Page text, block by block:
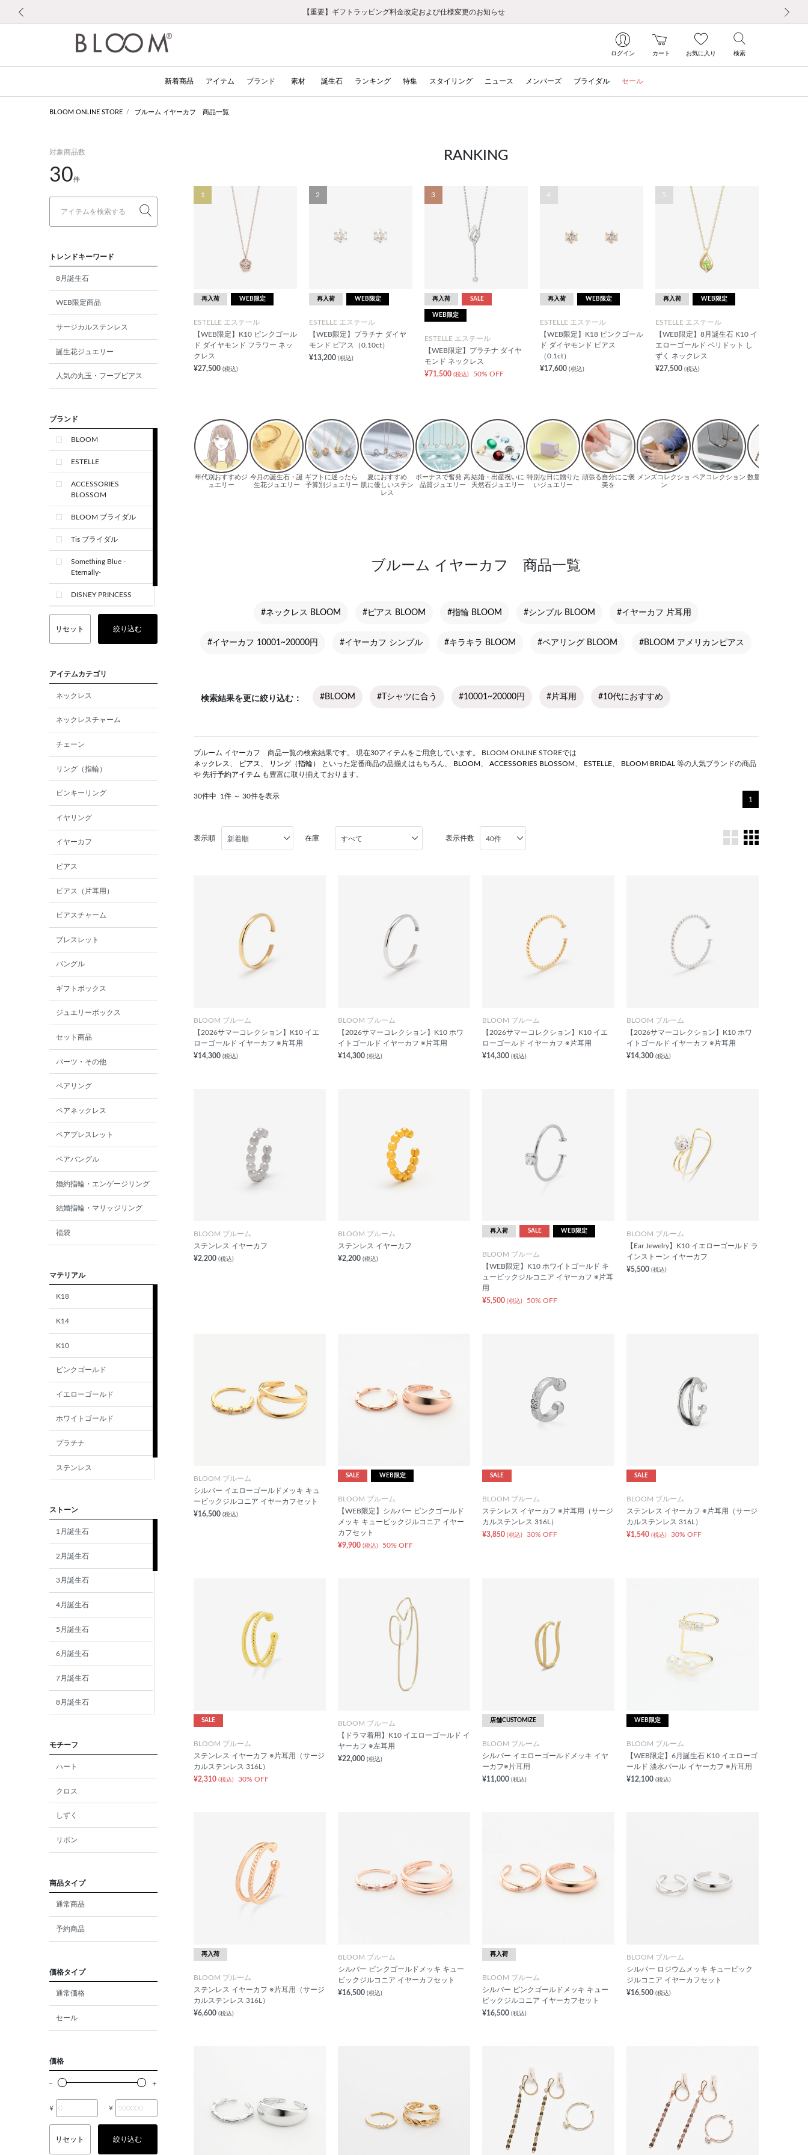
お修理・アフターサービスのご案内
【重要】令和８年熊本地震に伴う集配への影響について
【重要】ギフトラッピング料金改定および仕様変更のお知らせ
【重要】夏季休業の営業についてのご案内
税込5,500円以上で送料無料｜最短24時間以内に発送
新規会員登録で1000ポイントプレゼント！
新規LINE友だち登録で500円クーポンプレゼント
会員限定！レビュー投稿で100ポイントプレゼント
お修理・アフターサービスのご案内
【重要】令和８年熊本地震に伴う集配への影響について
ログイン カート お気に入り 検索
新着商品 アイテム ブランド 素材 誕生石 ランキング 特集 スタイリング ニュース メンバーズ ブライダル セール
BLOOM ONLINE STORE ブルーム イヤーカフ 商品一覧
対象商品数
30件
トレンドキーワード
8月誕生石
WEB限定商品
サージカルステンレス
誕生花ジュエリー
人気の丸玉・フープピアス
ブランド
BLOOM
ESTELLE
ACCESSORIES
BLOSSOM
BLOOM ブライダル
Tis ブライダル
Something Blue -
Eternally-
DISNEY PRINCESS
CREST+
リセット
絞り込む
アイテムカテゴリ
ネックレス
ネックレスチャーム
チェーン
リング（指輪）
ピンキーリング
イヤリング
イヤーカフ
ピアス
ピアス（片耳用）
ピアスチャーム
ブレスレット
バングル
ギフトボックス
ジュエリーボックス
セット商品
パーツ・その他
ペアリング
ペアネックレス
ペアブレスレット
ペアバングル
婚約指輪・エンゲージリング
結婚指輪・マリッジリング
福袋
マテリアル
K18
K14
K10
ピンクゴールド
イエローゴールド
ホワイトゴールド
プラチナ
ステンレス
ストーン
1月誕生石
2月誕生石
3月誕生石
4月誕生石
5月誕生石
6月誕生石
7月誕生石
8月誕生石
エメラルド
パール
ムーンストーン
トルマリン
オパール
モチーフ
ハート
クロス
しずく
リボン
商品タイプ
通常商品
予約商品
価格タイプ
通常価格
セール
価格
¥ ¥
リセット 絞り込む
RANKING
1
再入荷 WEB限定
ESTELLE エステール
【WEB限定】K10 ピンクゴール
ド ダイヤモンド フラワー ネッ
クレス
¥27,500 (税込)
2
再入荷 WEB限定
ESTELLE エステール
【WEB限定】プラチナ ダイヤ
モンド ピアス（0.10ct）
¥13,200 (税込)
3
再入荷 SALE
WEB限定
ESTELLE エステール
【WEB限定】プラチナ ダイヤ
モンド ネックレス
¥71,500 (税込) 50% OFF
4
再入荷 WEB限定
ESTELLE エステール
【WEB限定】K18 ピンクゴール
ド ダイヤモンド ピアス
（0.1ct）
¥17,600 (税込)
5
再入荷 WEB限定
ESTELLE エステール
【WEB限定】8月誕生石 K10 イ
エローゴールド ペリドット し
ずく ネックレス
¥27,500 (税込)
ブルーム イヤーカフ 商品一覧
#ネックレス BLOOM #ピアス BLOOM #指輪 BLOOM #シンプル BLOOM #イヤーカフ 片耳用
#イヤーカフ 10001~20000円 #イヤーカフ シンプル #キラキラ BLOOM #ペアリング BLOOM #BLOOM アメリカンピアス
検索結果を更に絞り込む #BLOOM #Tシャツに合う #10001~20000円 #片耳用 #10代におすすめ
ブルーム イヤーカフ 商品一覧の検索結果です。 現在30アイテムをご用意しています。 BLOOM ONLINE STOREでは
ネックレス
ピアス リング（指輪） といった定番商品の品揃えはもちろん、 BLOOM ACCESSORIES BLOSSOM ESTELLE BLOOM BRIDAL
等の人気ブランドの商品
や 先行予約アイテム も豊富に取り揃えております。
30件中 1件 ～ 30件を表示 1
表示順 在庫 表示件数
BLOOM ブルーム
【2026サマーコレクション】K10 イエ
ローゴールド イヤーカフ ※片耳用
¥14,300 (税込)
BLOOM ブルーム
【2026サマーコレクション】K10 ホワ
イトゴールド イヤーカフ ※片耳用
¥14,300 (税込)
BLOOM ブルーム
【2026サマーコレクション】K10 イエ
ローゴールド イヤーカフ ※片耳用
¥14,300 (税込)
BLOOM ブルーム
【2026サマーコレクション】K10 ホワ
イトゴールド イヤーカフ ※片耳用
¥14,300 (税込)
BLOOM ブルーム
ステンレス イヤーカフ
¥2,200 (税込)
BLOOM ブルーム
ステンレス イヤーカフ
¥2,200 (税込)
再入荷 SALE WEB限定
BLOOM ブルーム
【WEB限定】K10 ホワイトゴールド キ
ュービックジルコニア イヤーカフ ※片耳
用
¥5,500 (税込) 50% OFF
BLOOM ブルーム
【Ear Jewelry】K10 イエローゴールド ラ
インストーン イヤーカフ
¥5,500 (税込)
BLOOM ブルーム
シルバー イエローゴールドメッキ キュ
ービックジルコニア イヤーカフセット
¥16,500 (税込)
SALE WEB限定
BLOOM ブルーム
【WEB限定】シルバー ピンクゴールド
メッキ キュービックジルコニア イヤー
カフセット
¥9,900 (税込) 50% OFF
SALE
BLOOM ブルーム
ステンレス イヤーカフ ※片耳用（サージ
カルステンレス 316L）
¥3,850 (税込) 30% OFF
SALE
BLOOM ブルーム
ステンレス イヤーカフ ※片耳用（サージ
カルステンレス 316L）
¥1,540 (税込) 30% OFF
SALE
BLOOM ブルーム
ステンレス イヤーカフ ※片耳用（サージ
カルステンレス 316L）
¥2,310 (税込) 30% OFF
BLOOM ブルーム
【ドラマ着用】K10 イエローゴールド イ
ヤーカフ ※左耳用
¥22,000 (税込)
店舗CUSTOMIZE
BLOOM ブルーム
シルバー イエローゴールドメッキ イヤ
ーカフ※片耳用
¥11,000 (税込)
WEB限定
BLOOM ブルーム
【WEB限定】6月誕生石 K10 イエローゴ
ールド 淡水パール イヤーカフ ※片耳用
¥12,100 (税込)
再入荷
BLOOM ブルーム
ステンレス イヤーカフ ※片耳用（サージ
カルステンレス 316L）
¥6,600 (税込)
BLOOM ブルーム
シルバー ピンクゴールドメッキ キュー
ビックジルコニア イヤーカフセット
¥16,500 (税込)
再入荷
BLOOM ブルーム
シルバー ピンクゴールドメッキ キュー
ビックジルコニア イヤーカフセット
¥16,500 (税込)
BLOOM ブルーム
シルバー ロジウムメッキ キュービック
ジルコニア イヤーカフセット
¥16,500 (税込)